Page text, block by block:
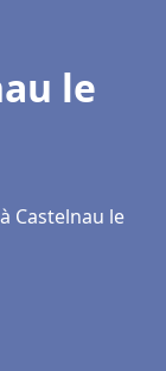
le
Castelnau le